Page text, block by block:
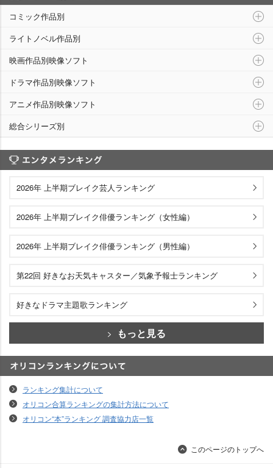
コミック作品別
ライトノベル作品別
映画作品別映像ソフト
ドラマ作品別映像ソフト
アニメ作品別映像ソフト
総合シリーズ別
2026年 上半期ブレイク芸人ランキング
2026年 上半期ブレイク俳優ランキング（女性編）
2026年 上半期ブレイク俳優ランキング（男性編）
第22回 好きなお天気キャスター／気象予報士ランキング
好きなドラマ主題歌ランキング
もっと見る
ランキング集計について
オリコン合算ランキングの集計方法について
オリコン“本”ランキング 調査協力店一覧
このページのトップへ